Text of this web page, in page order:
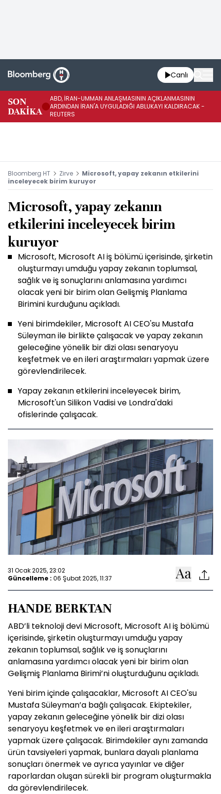
Canlı
SON
DAKİKA
ABD, İRAN-UMMAN ANLAŞMASININ AÇIKLANMASININ
ARDINDAN İRAN'A UYGULADIĞI ABLUKAYI KALDIRACAK -
REUTERS
Bloomberg HT Zirve
Microsoft, yapay zekanın etkilerini
inceleyecek birim kuruyor
Microsoft, yapay zekanın
etkilerini inceleyecek birim
kuruyor
Microsoft, Microsoft AI iş bölümü içerisinde, şirketin
oluşturmayı umduğu yapay zekanın toplumsal,
sağlık ve iş sonuçlarını anlamasına yardımcı
olacak yeni bir birim olan Gelişmiş Planlama
Birimini kurduğunu açıkladı.
Yeni birimdekiler, Microsoft AI CEO'su Mustafa
Süleyman ile birlikte çalışacak ve yapay zekanın
geleceğine yönelik bir dizi olası senaryoyu
keşfetmek ve en ileri araştırmaları yapmak üzere
görevlendirilecek.
Yapay zekanın etkilerini inceleyecek birim,
Microsoft'un Silikon Vadisi ve Londra'daki
ofislerinde çalışacak.
31 Ocak 2025, 23:02
Güncelleme : 06 Şubat 2025, 11:37
HANDE BERKTAN
ABD’li teknoloji devi Microsoft, Microsoft AI iş bölümü
içerisinde, şirketin oluşturmayı umduğu yapay
zekanın toplumsal, sağlık ve iş sonuçlarını
anlamasına yardımcı olacak yeni bir birim olan
Gelişmiş Planlama Birimi’ni oluşturduğunu açıkladı.
Yeni birim içinde çalışacaklar, Microsoft AI CEO'su
Mustafa Süleyman’a bağlı çalışacak. Ekiptekiler,
yapay zekanın geleceğine yönelik bir dizi olası
senaryoyu keşfetmek ve en ileri araştırmaları
yapmak üzere çalışacak. Birimdekiler aynı zamanda
ürün tavsiyeleri yapmak, bunlara dayalı planlama
sonuçları önermek ve ayrıca yayınlar ve diğer
raporlardan oluşan sürekli bir program oluşturmakla
da görevlendirilecek.